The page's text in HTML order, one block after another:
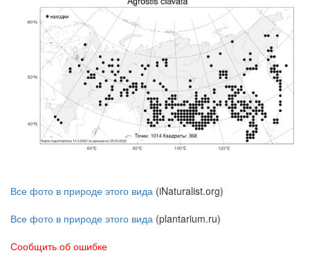
Все фото в природе этого вида (iNaturalist.org)
Все фото в природе этого вида (plantarium.ru)
Сообщить об ошибке